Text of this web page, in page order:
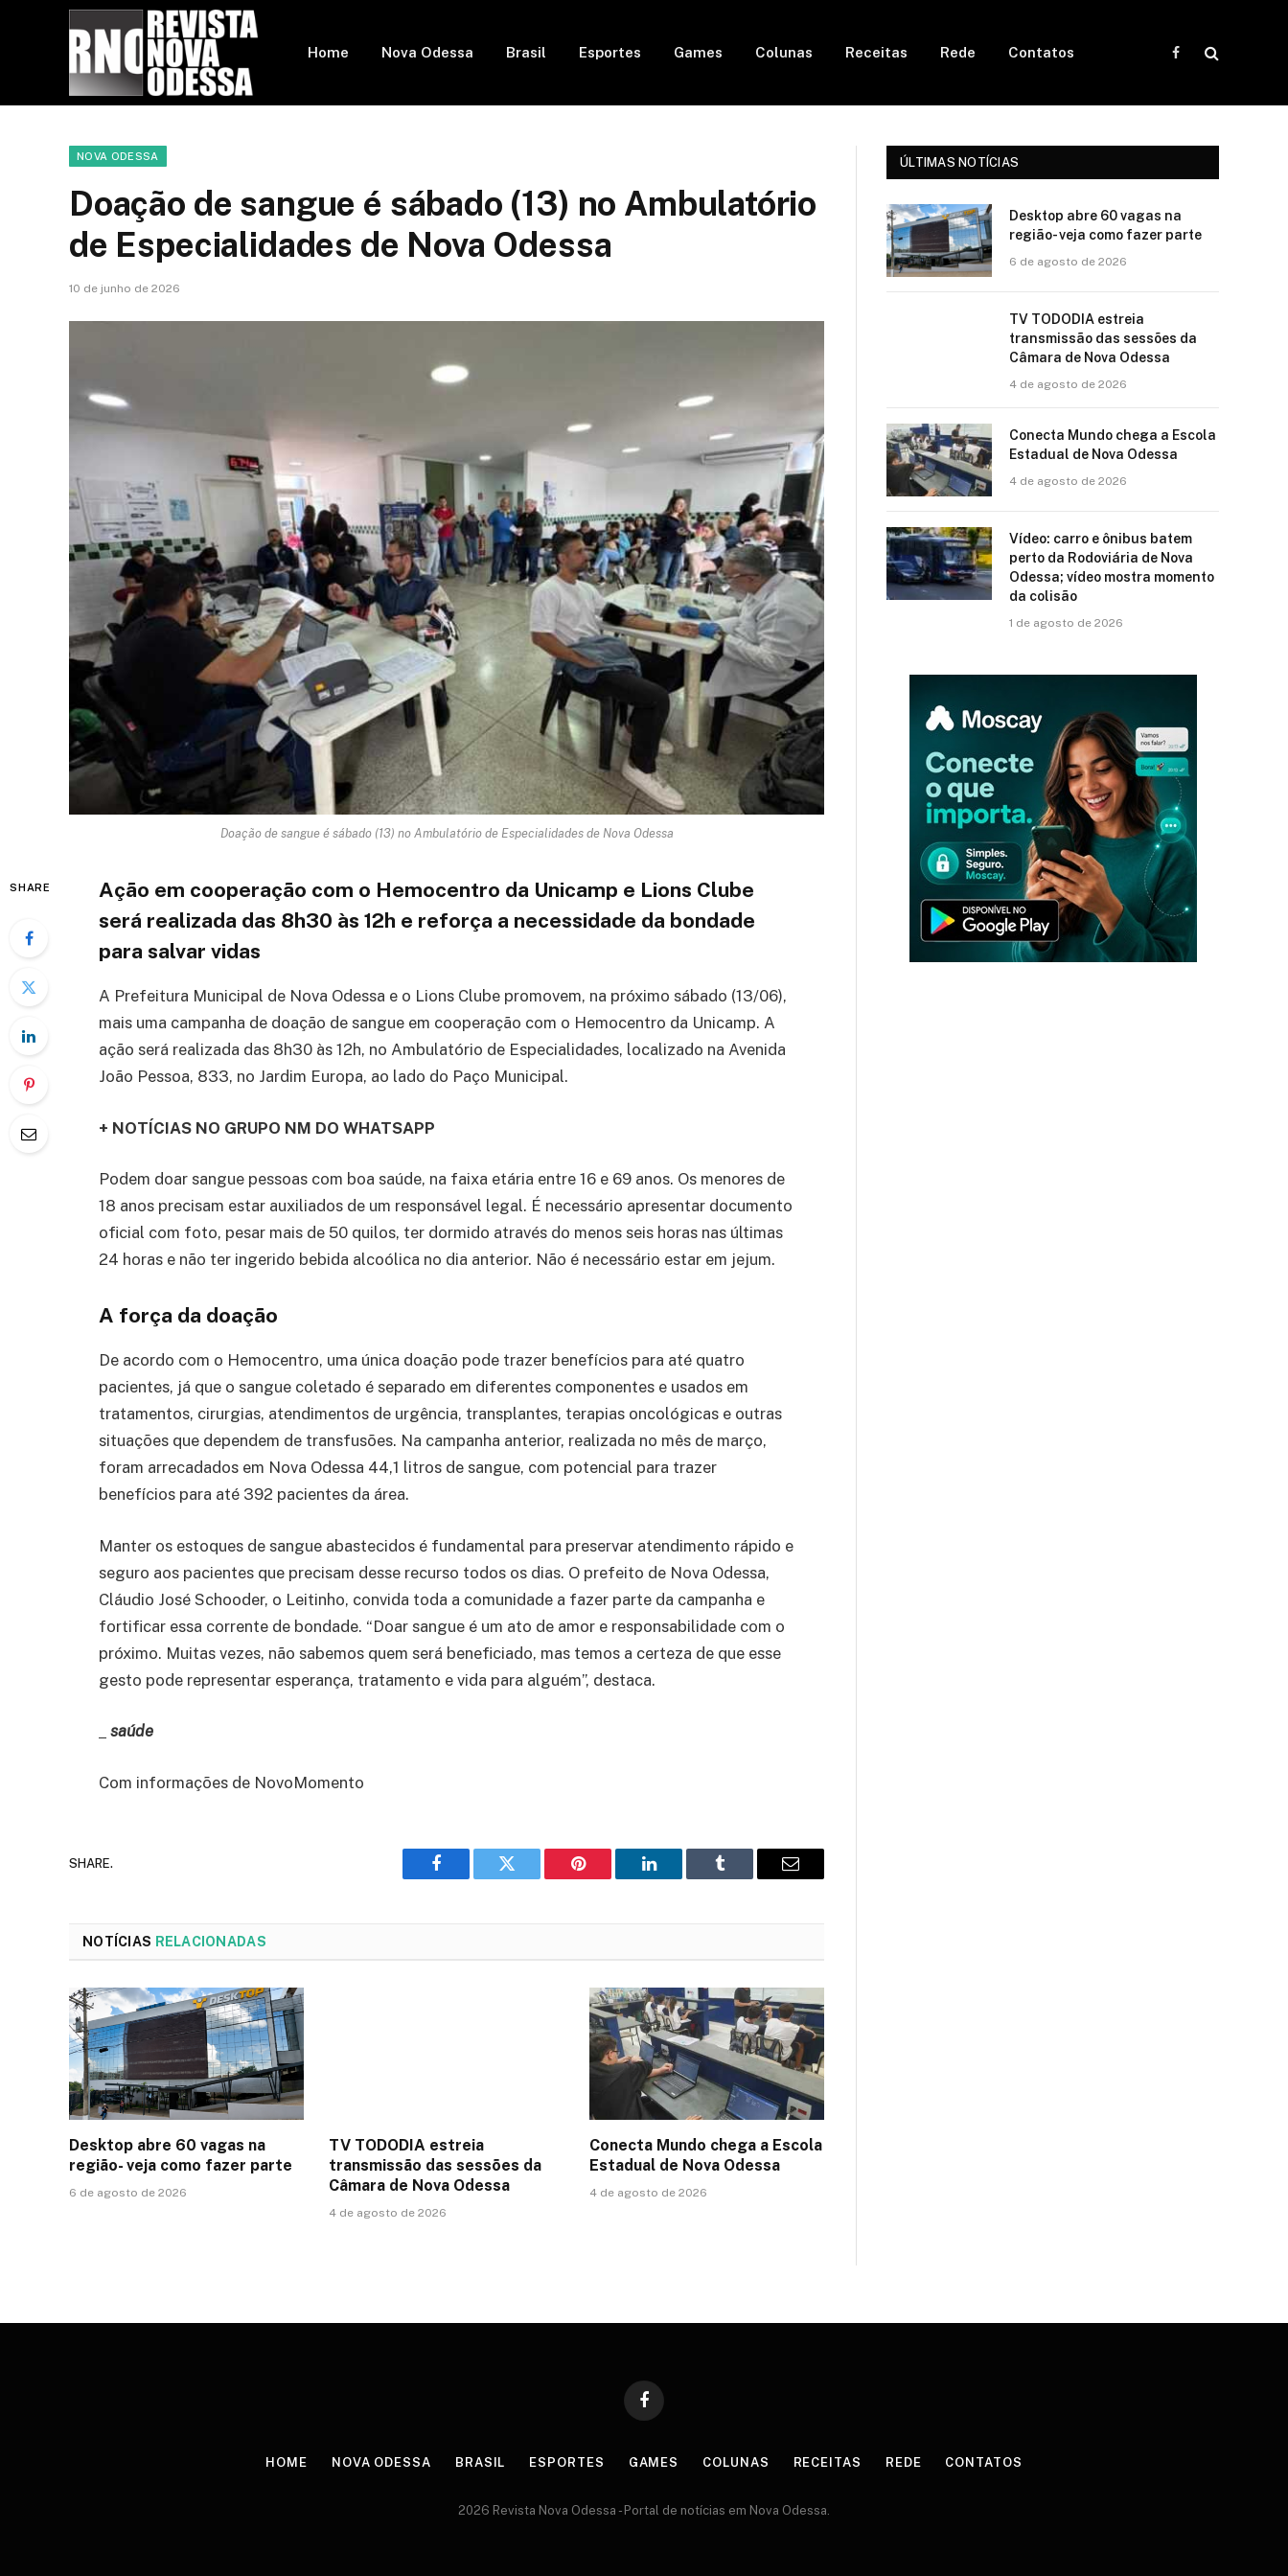
Home Nova Odessa Brasil Esportes Games Colunas Receitas Rede Contatos
Facebook
NOVA ODESSA
Doação de sangue é sábado (13) no Ambulatório
de Especialidades de Nova Odessa
10 de junho de 2026
Doação de sangue é sábado (13) no Ambulatório de Especialidades de Nova Odessa
SHARE
Ação em cooperação com o Hemocentro da Unicamp e Lions Clube
será realizada das 8h30 às 12h e reforça a necessidade da bondade
para salvar vidas
A Prefeitura Municipal de Nova Odessa e o Lions Clube promovem, na próximo sábado (13/06),
mais uma campanha de doação de sangue em cooperação com o Hemocentro da Unicamp. A
ação será realizada das 8h30 às 12h, no Ambulatório de Especialidades, localizado na Avenida
João Pessoa, 833, no Jardim Europa, ao lado do Paço Municipal.
+ NOTÍCIAS NO GRUPO NM DO WHATSAPP
Podem doar sangue pessoas com boa saúde, na faixa etária entre 16 e 69 anos. Os menores de
18 anos precisam estar auxiliados de um responsável legal. É necessário apresentar documento
oficial com foto, pesar mais de 50 quilos, ter dormido através do menos seis horas nas últimas
24 horas e não ter ingerido bebida alcoólica no dia anterior. Não é necessário estar em jejum.
A força da doação
De acordo com o Hemocentro, uma única doação pode trazer benefícios para até quatro
pacientes, já que o sangue coletado é separado em diferentes componentes e usados em
tratamentos, cirurgias, atendimentos de urgência, transplantes, terapias oncológicas e outras
situações que dependem de transfusões. Na campanha anterior, realizada no mês de março,
foram arrecadados em Nova Odessa 44,1 litros de sangue, com potencial para trazer
benefícios para até 392 pacientes da área.
Manter os estoques de sangue abastecidos é fundamental para preservar atendimento rápido e
seguro aos pacientes que precisam desse recurso todos os dias. O prefeito de Nova Odessa,
Cláudio José Schooder, o Leitinho, convida toda a comunidade a fazer parte da campanha e
fortificar essa corrente de bondade. “Doar sangue é um ato de amor e responsabilidade com o
próximo. Muitas vezes, não sabemos quem será beneficiado, mas temos a certeza de que esse
gesto pode representar esperança, tratamento e vida para alguém”, destaca.
saúde
Com informações de NovoMomento
SHARE.
Facebook Twitter Pinterest LinkedIn Tumblr Email
NOTÍCIAS RELACIONADAS
Desktop abre 60 vagas na
região- veja como fazer parte
6 de agosto de 2026
TV TODODIA estreia
transmissão das sessões da
Câmara de Nova Odessa
4 de agosto de 2026
Conecta Mundo chega a Escola
Estadual de Nova Odessa
4 de agosto de 2026
ÚLTIMAS NOTÍCIAS
Desktop abre 60 vagas na
região- veja como fazer parte
6 de agosto de 2026
TV TODODIA estreia
transmissão das sessões da
Câmara de Nova Odessa
4 de agosto de 2026
Conecta Mundo chega a Escola
Estadual de Nova Odessa
4 de agosto de 2026
Vídeo: carro e ônibus batem
perto da Rodoviária de Nova
Odessa; vídeo mostra momento
da colisão
1 de agosto de 2026
Facebook
HOME NOVA ODESSA BRASIL ESPORTES GAMES COLUNAS RECEITAS REDE CONTATOS
2026 Revista Nova Odessa - Portal de notícias em Nova Odessa.